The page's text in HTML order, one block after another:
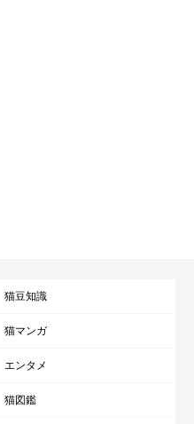
猫豆知識
猫マンガ
エンタメ
猫図鑑